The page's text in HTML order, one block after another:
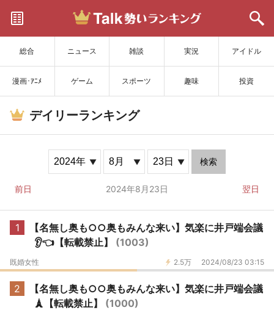
総合 ニュース 雑談 実況 アイドル
漫画･ｱﾆﾒ ゲーム スポーツ 趣味 投資
サイトを更新
デイリーランキング
検索
前日 2024年8月23日 翌日
1
【名無し奥も○○奥もみんな来い】気楽に井戸端会議
👂👈【転載禁止】 (1003)
2.5万 2024/08/23 03:15
既婚女性
2
【名無し奥も○○奥もみんな来い】気楽に井戸端会議
🗼【転載禁止】 (1000)